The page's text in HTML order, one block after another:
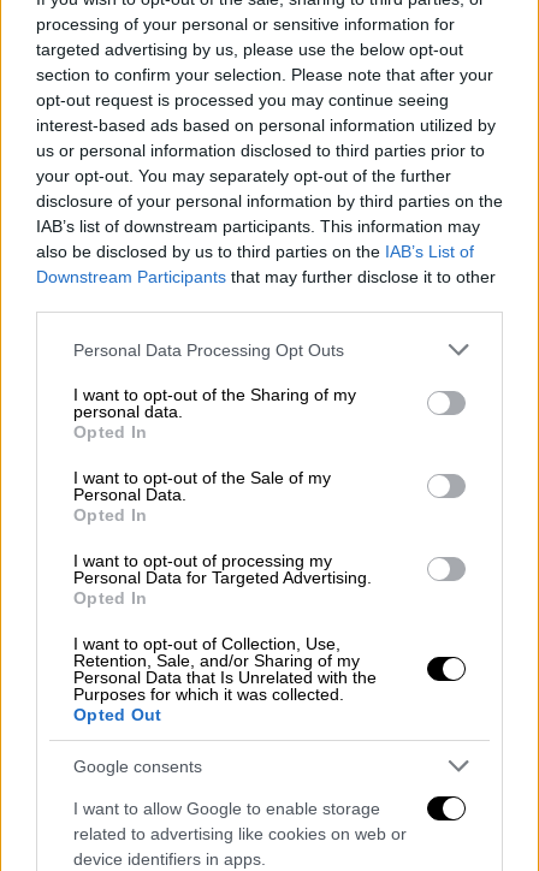
processing of your personal or sensitive information for
targeted advertising by us, please use the below opt-out
section to confirm your selection. Please note that after your
opt-out request is processed you may continue seeing
interest-based ads based on personal information utilized by
us or personal information disclosed to third parties prior to
your opt-out. You may separately opt-out of the further
disclosure of your personal information by third parties on the
IAB’s list of downstream participants. This information may
also be disclosed by us to third parties on the IAB’s List of
Downstream Participants that may further disclose it to other
Please note that this website/app uses one or more Google
not limited to your visit or usage behaviour. You may click to
grant or deny consent to Google and its third-party tags to
use your data for below specified purposes in below Google
consent section.
Personal Data Processing Opt Outs
I want to opt-out of the Sharing of my
personal data.
Opted In
I want to opt-out of the Sale of my
Personal Data.
Opted In
I want to opt-out of processing my
Personal Data for Targeted Advertising.
Opted In
I want to opt-out of Collection, Use,
Retention, Sale, and/or Sharing of my
Personal Data that Is Unrelated with the
Purposes for which it was collected.
Opted Out
Google consents
I want to allow Google to enable storage
related to advertising like cookies on web or
device identifiers in apps.
ομάδα του Παρισιού κάτι που αποτυπώθηκε
και στις ακραίες αντιδράσεις που υπήρξαν
μετά το τέλος της «τιτανομαχίας» με τη
Ρεάλ Μαδρίτης.
Εντός των αποδυτηρίων της Παρί η
κατάσταση ήταν εκρηκτική και τα νεύρα
τεντωμένα. Σύμφωνα με την εφημερίδα
«Ole», το λάθος τουΝτοναρούμααπ' το
οποίο προήλθε η ισοφάριση των Μερένχες,
είχε ως αποτέλεσμα να επικρατήσει μεγάλη
ένταση στο εσωτερικό της ομάδας. Όπως
φέρεται να επέκρινε τον Ιταλό
τερματοφύλακα, ο οποίος αντέδρασε. Το
ίδιο έκανε και ο Βραζιλιάνος σταρ στη
συνέχεια με αποτέλεσμα να πιαστούν στα
χέρια.
Εκτός ελέγχου ο Αλ Κελαϊφί
Σε άλλο σημείο στο εσωτερικό του γηπέδου,
ο πρόεδρος της Παρί,Νασέρ Αλ Κελαϊφί
ήταν εξοργισμένος για την ίδια φάση που οι
παίκτες της ομάδας του έπαιξαν ξύλο.
Σύμφωνα με όσα αναφέρουν ισπανικά ΜΜΕ, ο
Καταριανός επιχειρηματίας εισέβαλλε εν
εξάλλω στα αποδυτήρια του Μπερναμπέου
ουρλιάζοντας εις βάρος των διαιτητών. Οι